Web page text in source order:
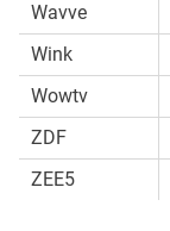
Wavve
Wink
Wowtv
ZDF
ZEE5